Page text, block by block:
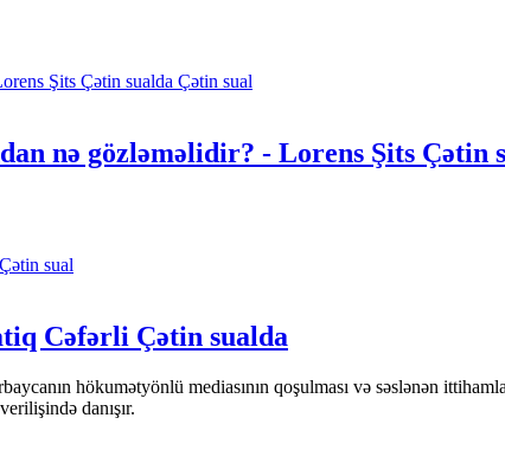
Çətin sual
nə gözləməlidir? - Lorens Şits Çətin
Çətin sual
Cəfərli Çətin sualda
hökumətyönlü mediasının qoşulması və səslənən
danışır.